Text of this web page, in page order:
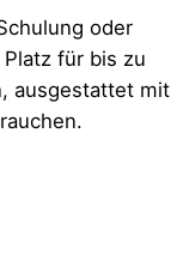
oder
für bis zu
ausgestattet mit